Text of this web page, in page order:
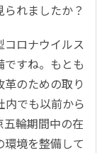
れましたか？
ロナウイルス
すね。もとも
のための取り
でも以前から
輪期間中の在
境を整備して